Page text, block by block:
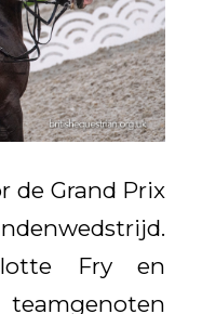
de Grand Prix
Fry en
teamgenoten